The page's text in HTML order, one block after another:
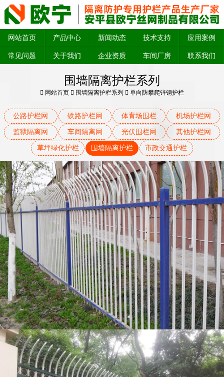
网站首页 产品中心 新闻动态 技术支持 应用案例
常见问题 关于我们 企业资质 车间厂房 联系我们
围墙隔离护栏系列
网站首页 围墙隔离护栏系列 单向防攀爬锌钢护栏
公路护栏网 铁路护栏网 体育场围栏 机场护栏网
监狱隔离网 车间隔离网 光伏围栏网 其他护栏网
草坪绿化护栏 围墙隔离护栏 市政交通护栏